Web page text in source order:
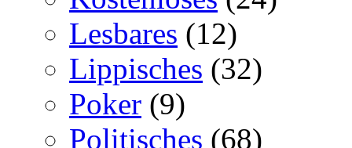
Lesbares (12)
Lippisches (32)
Poker (9)
Politisches (68)